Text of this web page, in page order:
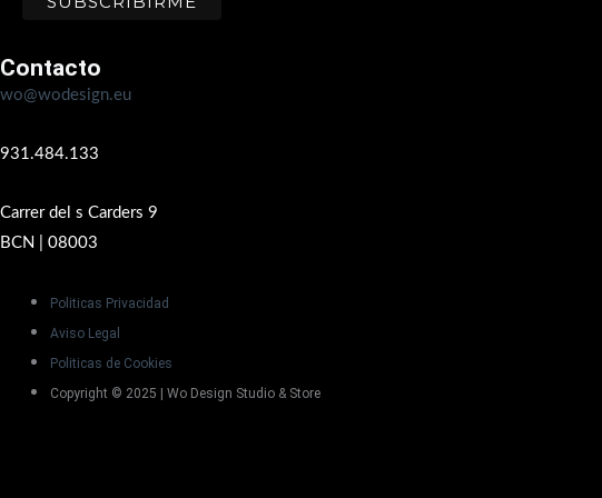
Contacto
wo@wodesign.eu
931.484.133
Carrer del s Carders 9
BCN | 08003
Politicas Privacidad
Aviso Legal
Politicas de Cookies
Copyright © 2025 | Wo Design Studio & Store